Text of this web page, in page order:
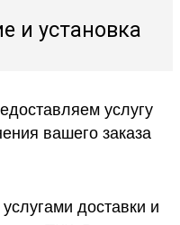
и установка
услугу
вашего заказа
доставки и